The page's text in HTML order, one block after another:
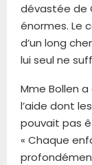
dévastée de
énormes. Le
d’un long
lui seul ne
Mme Bollen
l’aide dont
pouvait pas
« Chaque